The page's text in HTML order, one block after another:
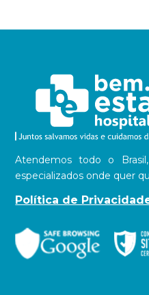
Atendemos todo o
especializados onde quer
Política de